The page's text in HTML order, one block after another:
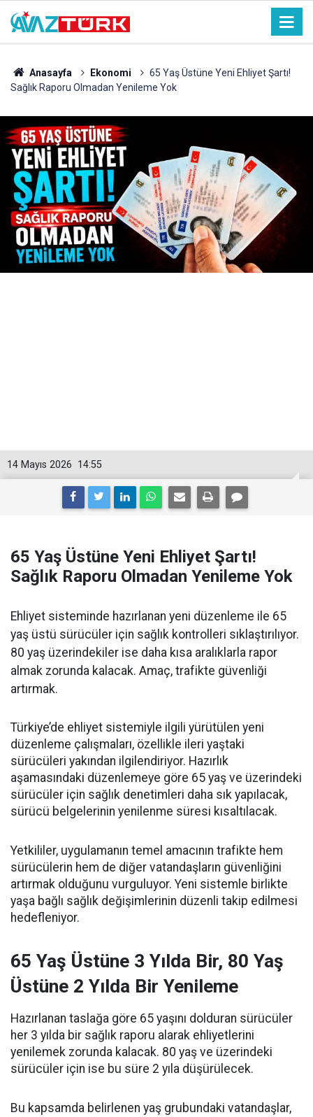
Anasayfa Ekonomi
65 Yaş Üstüne Yeni Ehliyet Şartı!
Sağlık Raporu Olmadan Yenileme Yok
14:55
14 Mayıs 2026
65 Yaş Üstüne Yeni Ehliyet Şartı!
Sağlık Raporu Olmadan Yenileme Yok
Ehliyet sisteminde hazırlanan yeni düzenleme ile 65
yaş üstü sürücüler için sağlık kontrolleri sıklaştırılıyor.
80 yaş üzerindekiler ise daha kısa aralıklarla rapor
almak zorunda kalacak. Amaç, trafikte güvenliği
artırmak.
Türkiye’de ehliyet sistemiyle ilgili yürütülen yeni
düzenleme çalışmaları, özellikle ileri yaştaki
sürücüleri yakından ilgilendiriyor. Hazırlık
aşamasındaki düzenlemeye göre 65 yaş ve üzerindeki
sürücüler için sağlık denetimleri daha sık yapılacak,
sürücü belgelerinin yenilenme süresi kısaltılacak.
Yetkililer, uygulamanın temel amacının trafikte hem
sürücülerin hem de diğer vatandaşların güvenliğini
artırmak olduğunu vurguluyor. Yeni sistemle birlikte
yaşa bağlı sağlık değişimlerinin düzenli takip edilmesi
hedefleniyor.
65 Yaş Üstüne 3 Yılda Bir, 80 Yaş
Üstüne 2 Yılda Bir Yenileme
Hazırlanan taslağa göre 65 yaşını dolduran sürücüler
her 3 yılda bir sağlık raporu alarak ehliyetlerini
yenilemek zorunda kalacak. 80 yaş ve üzerindeki
sürücüler için ise bu süre 2 yıla düşürülecek.
Bu kapsamda belirlenen yaş grubundaki vatandaşlar,